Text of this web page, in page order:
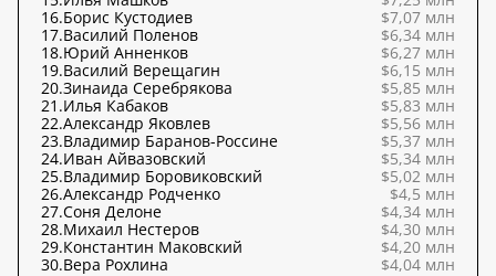
16.Борис Кустодиев
$7,07 млн
17.Василий Поленов
$6,34 млн
18.Юрий Анненков
$6,27 млн
19.Василий Верещагин
$6,15 млн
20.Зинаида Серебрякова
$5,85 млн
21.Илья Кабаков
$5,83 млн
22.Александр Яковлев
$5,56 млн
23.Владимир Баранов-Россине
$5,37 млн
24.Иван Айвазовский
$5,34 млн
25.Владимир Боровиковский
$5,02 млн
26.Александр Родченко
$4,5 млн
27.Соня Делоне
$4,34 млн
28.Михаил Нестеров
$4,30 млн
29.Константин Маковский
$4,20 млн
30.Вера Рохлина $4,04 млн